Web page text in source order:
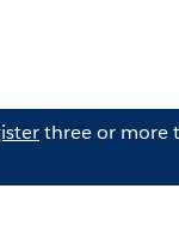
three or more